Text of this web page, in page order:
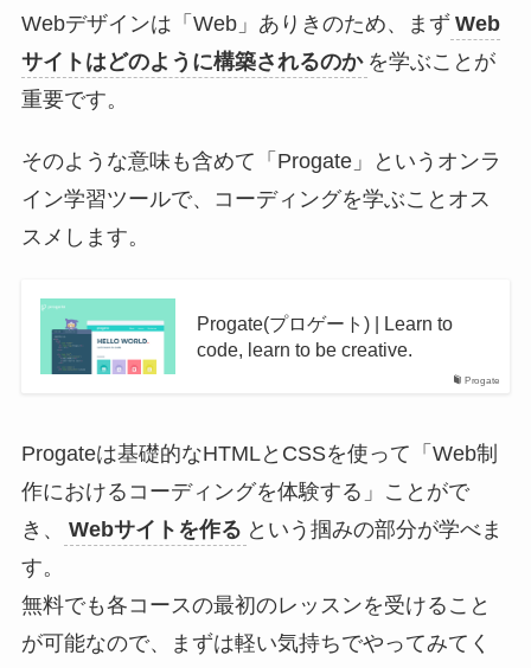
Webデザインは「Web」ありきのため、まず Web
サイトはどのように構築されるのか を学ぶことが
重要です。
そのような意味も含めて「Progate」というオンラ
イン学習ツールで、コーディングを学ぶことオス
スメします。
Progate
Progate(プロゲート) | Learn to
code, learn to be creative.
Progateは基礎的なHTMLとCSSを使って「Web制
作におけるコーディングを体験する」ことがで
き、
Webサイトを作る という掴みの部分が学べま
す。
無料でも各コースの最初のレッスンを受けること
が可能なので、まずは軽い気持ちでやってみてく